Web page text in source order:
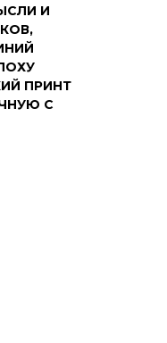
И
ПРИНТ
С